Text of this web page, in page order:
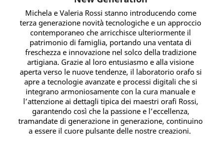
Michela e Valeria Rossi stanno introducendo come
terza generazione novità tecnologiche e un approccio
contemporaneo che arricchisce ulteriormente il
patrimonio di famiglia, portando una ventata di
freschezza e innovazione nel solco della tradizione
artigiana. Grazie al loro entusiasmo e alla visione
aperta verso le nuove tendenze, il laboratorio orafo si
apre a tecnologie avanzate e processi digitali che si
integrano armoniosamente con la cura manuale e
l’attenzione ai dettagli tipica dei maestri orafi Rossi,
garantendo così che la passione e l’eccellenza,
tramandate di generazione in generazione, continuino
a essere il cuore pulsante delle nostre creazioni.